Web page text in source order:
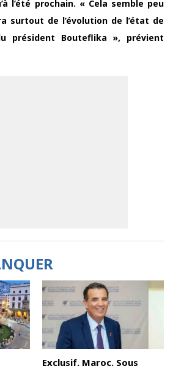
l’été prochain. « Cela semble peu
surtout de l’évolution de l’état de
président Bouteflika », prévient
Exclusif. Maroc. Sous